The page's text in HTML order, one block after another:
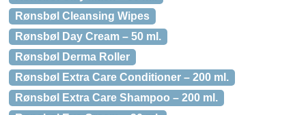
Rønsbøl Cleansing Wipes
Rønsbøl Day Cream – 50 ml.
Rønsbøl Derma Roller
Rønsbøl Extra Care Conditioner – 200 ml.
Rønsbøl Extra Care Shampoo – 200 ml.